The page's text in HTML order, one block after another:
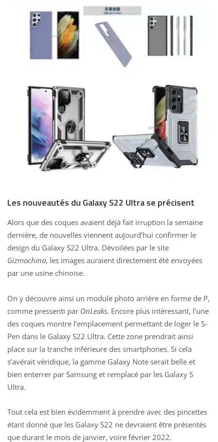
Les nouveautés du Galaxy S22 Ultra se précisent
Alors que des coques avaient déjà fait irruption la semaine
dernière, de nouvelles viennent aujourd’hui confirmer le
design du Galaxy S22 Ultra. Dévoilées par le site
Gizmochina, les images auraient directement été envoyées
par une usine chinoise.
On y découvre ainsi un module photo arrière en forme de P,
comme pressenti par OnLeaks. Encore plus intéressant, l’une
des coques montre l’emplacement permettant de loger le S-
Pen dans le Galaxy S22 Ultra. Cette zone prendrait ainsi
place sur la tranche inférieure des smartphones. Si cela
s’avérait véridique, la gamme Galaxy Note serait belle et
bien enterrer par Samsung et remplacé par les Galaxy S
Ultra.
Tout cela est bien évidemment à prendre avec des pincettes
étant donné que les Galaxy S22 ne devraient être présentés
que durant le mois de janvier, voire février 2022.